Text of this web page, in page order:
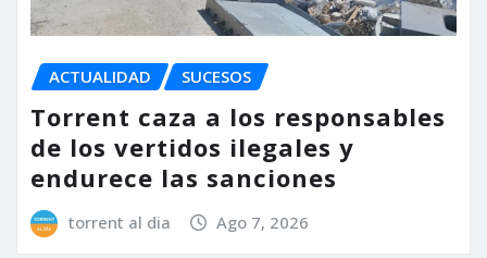
ACTUALIDAD SUCESOS
Torrent caza a los responsables
de los vertidos ilegales y
endurece las sanciones
torrent al dia Ago 7, 2026